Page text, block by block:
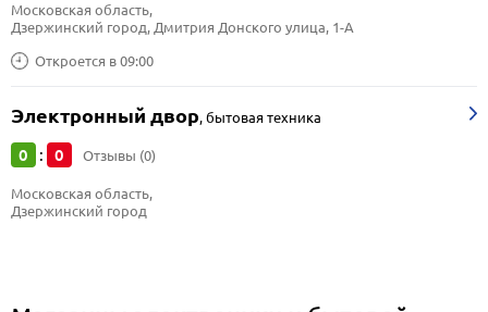
Откроется в 09:00
Московская область,
Дзержинский город, Дмитрия Донского улица, 1-А
Электронный двор,бытовая техника
0 : 0 Отзывы (0)
Московская область,
Дзержинский город